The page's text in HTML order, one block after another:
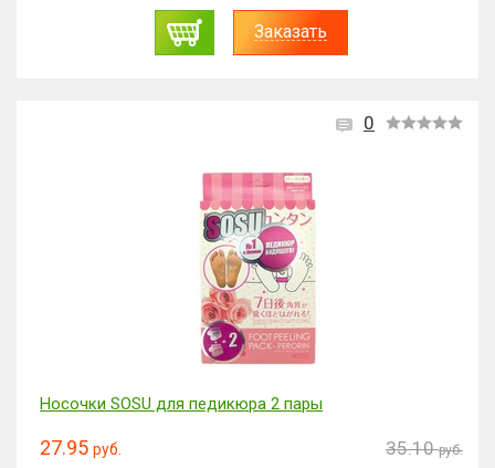
Заказать
0
Носочки SOSU для педикюра 2 пары
27.95 руб. 35.10 руб.